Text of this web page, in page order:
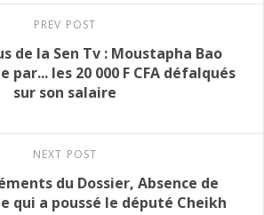
PREV POST
de la Sen Tv : Moustapha Bao
par... les 20 000 F CFA défalqués
sur son salaire
NEXT POST
du Dossier, Absence de
qui a poussé le député Cheikh